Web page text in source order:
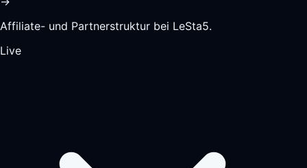
Affiliate- und Partnerstruktur bei LeSta5.
Live